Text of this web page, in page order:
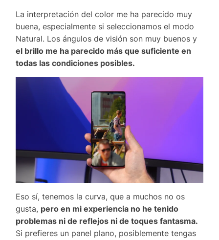
La interpretación del color me ha parecido muy
buena, especialmente si seleccionamos el modo
Natural. Los ángulos de visión son muy buenos y
el brillo me ha parecido más que suficiente en
todas las condiciones posibles.
Eso sí, tenemos la curva, que a muchos no os
gusta, pero en mi experiencia no he tenido
problemas ni de reflejos ni de toques fantasma.
Si prefieres un panel plano, posiblemente tengas